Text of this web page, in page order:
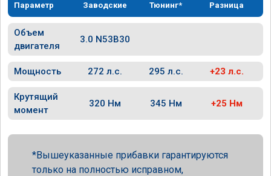
Параметр Заводские Тюнинг* Разница
Объем
двигателя
3.0 N53B30
Мощность 272 л.с. 295 л.с. +23 л.с.
Крутящий
момент
320 Нм 345 Нм +25 Нм
Вышеуказанные прибавки гарантируются
только на полностью исправном,